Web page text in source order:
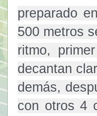
preparado
500 metros
ritmo,
decantan
demás,
con otros 4